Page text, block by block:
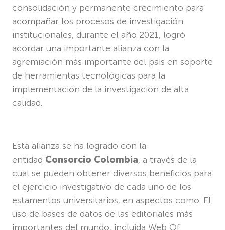
consolidación y permanente crecimiento para
acompañar los procesos de investigación
institucionales, durante el año 2021, logró
acordar una importante alianza con la
agremiación más importante del país en soporte
de herramientas tecnológicas para la
implementación de la investigación de alta
calidad.
Esta alianza se ha logrado con la
entidad Consorcio Colombia, a través de la
cual se pueden obtener diversos beneficios para
el ejercicio investigativo de cada uno de los
estamentos universitarios, en aspectos como: El
uso de bases de datos de las editoriales más
importantes del mundo, incluída Web Of